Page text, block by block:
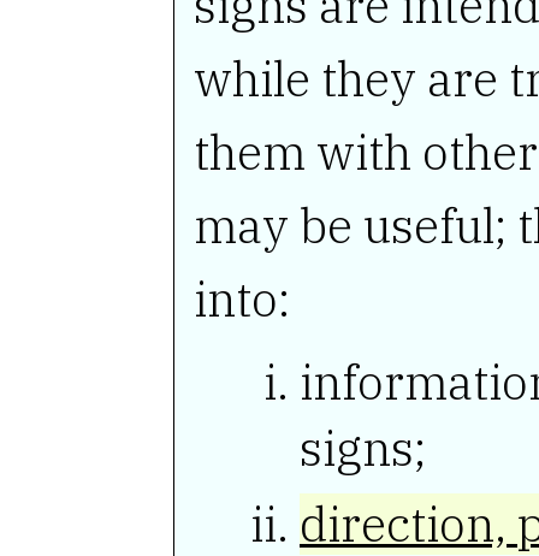
while they are
them with
may be useful;
into:
signs;
direction,